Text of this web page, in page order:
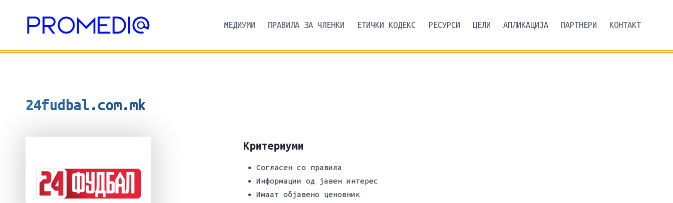
content
МЕДИУМИ ПРАВИЛА ЗА ЧЛЕНКИ ЕТИЧКИ КОДЕКС РЕСУРСИ ЦЕЛИ АПЛИКАЦИЈА ПАРТНЕРИ КОНТАКТ
24fudbal.com.mk
Критериуми
Согласен со правила
Информации од јавен интерес
Имаат објавено ценовник